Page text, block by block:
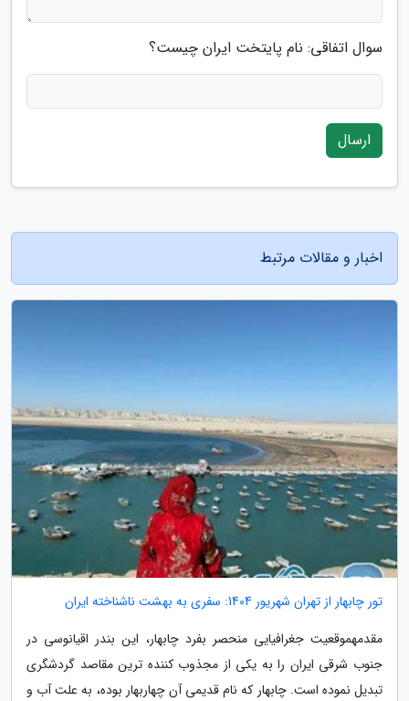
سوال اتفاقی: نام پایتخت ایران چیست؟
ارسال
اخبار و مقالات مرتبط
تور چابهار از تهران شهریور 1404: سفری به بهشت ناشناخته ایران
مقدمهموقعیت جغرافیایی منحصر بفرد چابهار، این بندر اقیانوسی در
جنوب شرقی ایران را به یکی از مجذوب کننده ترین مقاصد گردشگری
تبدیل نموده است. چابهار که نام قدیمی آن چهاربهار بوده، به علت آب و